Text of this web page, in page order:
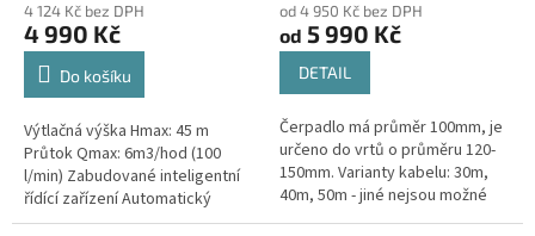
produktu
je
5,0
hvězdiček.
4 124 Kč bez DPH
4 990 Kč
Do košíku
Výtlačná výška Hmax: 45 m
Průtok Qmax: 6m3/hod (100
l/min) Zabudované inteligentní
řídící zařízení Automatický
provoz nahrazující domácí
produktu
je
hvězdiček.
od 4 950 Kč bez DPH
od 5 990 Kč
DETAIL
Čerpadlo má průměr 100mm, je
určeno do vrtů o průměru 120-
150mm. Varianty kabelu: 30m,
40m, 50m - jiné nejsou možné
Maximální výtlak: 74 / 95 / 128 m -